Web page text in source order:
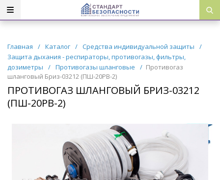
Главная / Каталог / Средства индивидуальной защиты
/
Защита дыхания - респираторы, противогазы, фильтры,
дозиметры
/ Противогазы шланговые / Противогаз
шланговый Бриз-03212 (ПШ-20РВ-2)
ПРОТИВОГАЗ ШЛАНГОВЫЙ БРИЗ-03212
(ПШ-20РВ-2)